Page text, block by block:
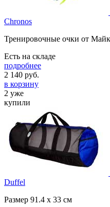
Chronos
Тренировочные очки от
Есть на складе
подробнее
2 140 руб.
в корзину
2 уже
купили
Duffel
Размер 91.4 x 33 см